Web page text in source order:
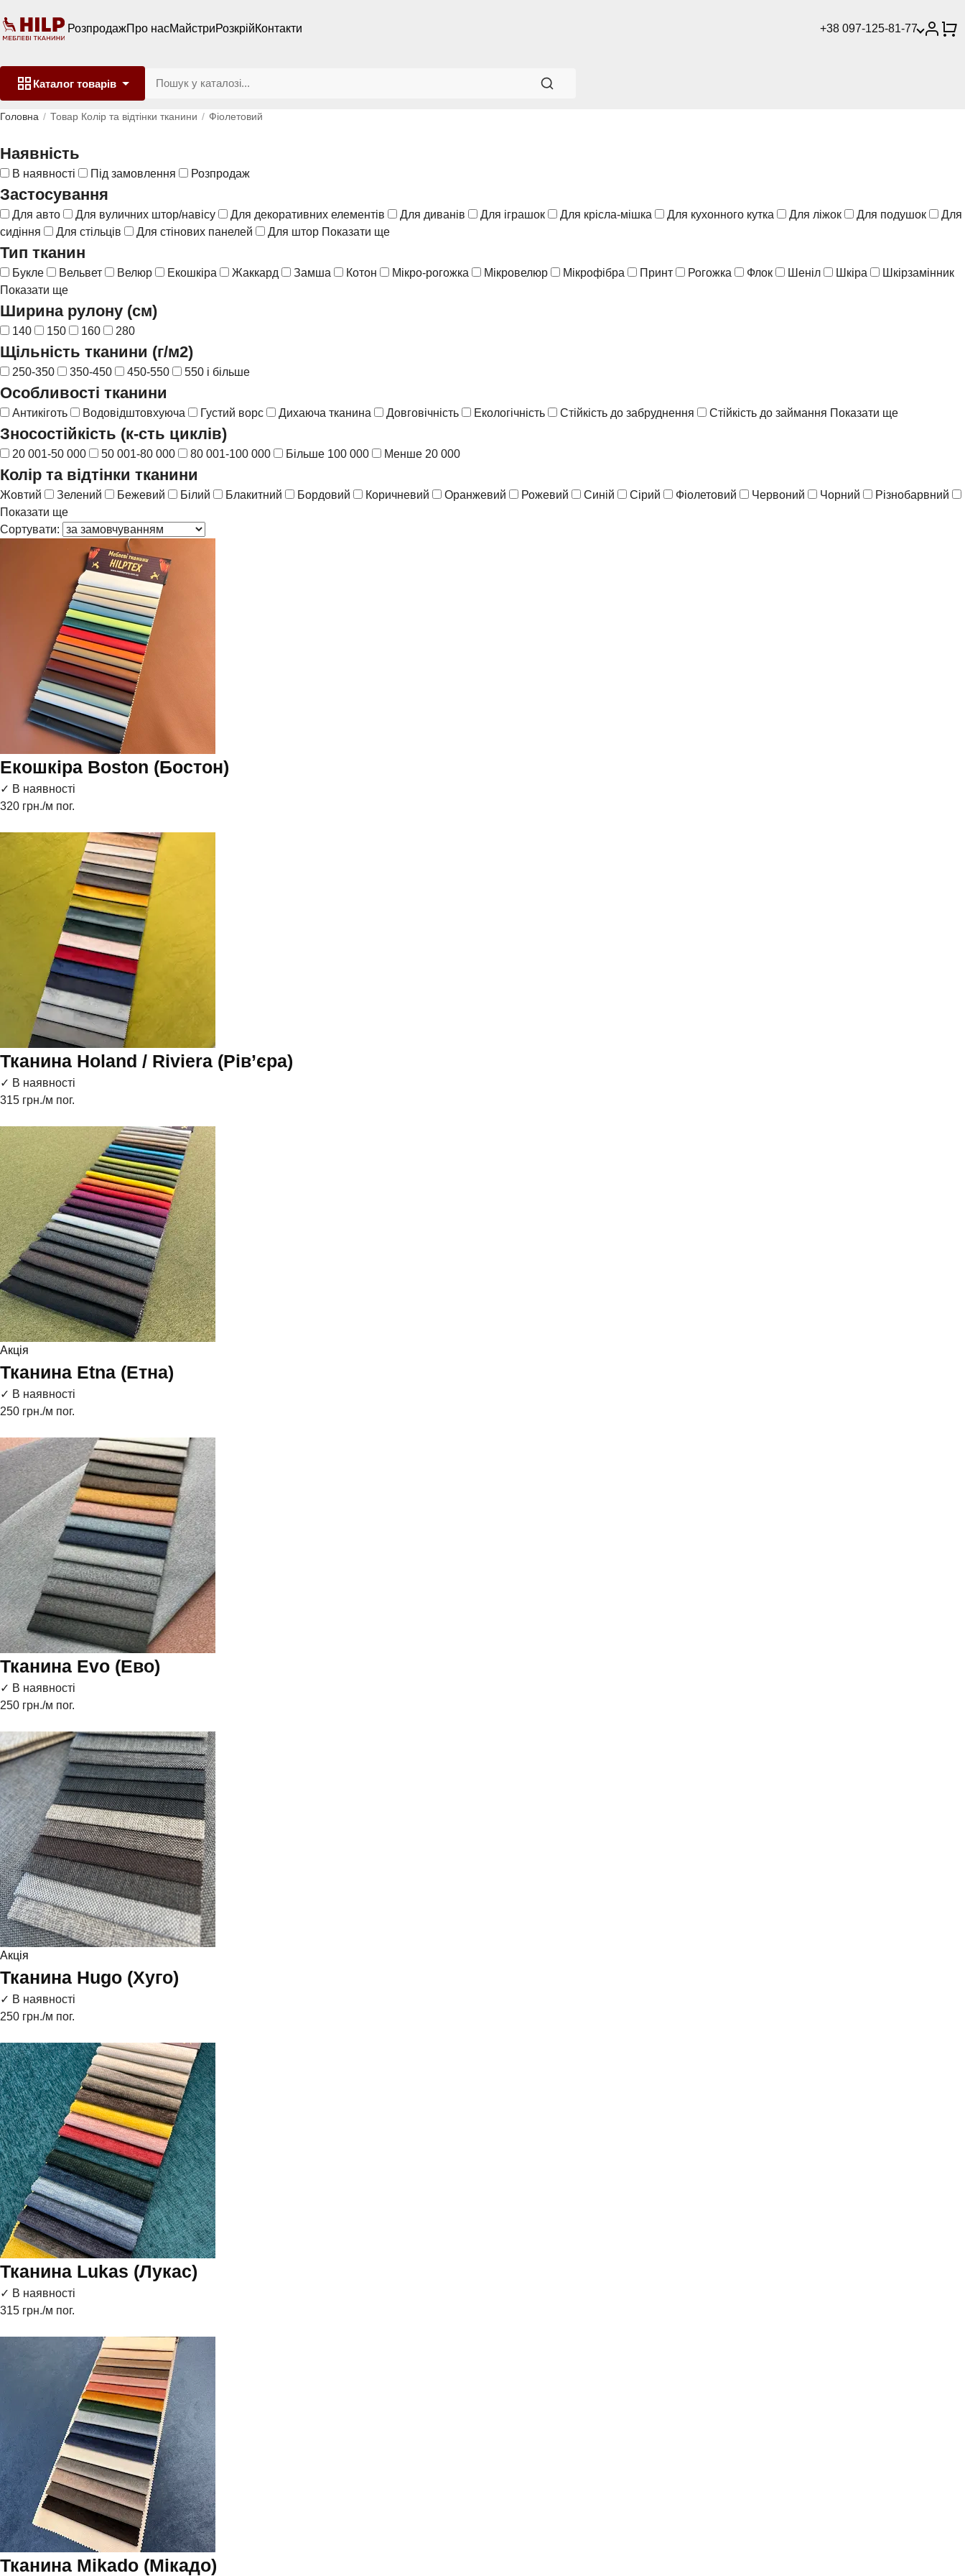
РозпродажПро насМайстриРозкрійКонтакти +38 097-125-81-77
Каталог товарів
Головна Товар Колір та відтінки тканини Фіолетовий
Наявність
В наявності Під замовлення Розпродаж
Застосування
Для авто Для вуличних штор/навісу Для декоративних елементів Для диванів Для іграшок Для крісла-мішка Для кухонного кутка Для ліжок Для подушок
Для
сидіння
Для стільців Для стінових панелей Для штор Показати ще
Тип тканин
Букле Вельвет Велюр Екошкіра Жаккард Замша Котон Мікро-рогожка Мікровелюр Мікрофібра Принт Рогожка Флок Шеніл Шкіра
Шкірзамінник
Показати ще
Ширина рулону (см)
140 150 160 280
Щільність тканини (г/м2)
250-350 350-450 450-550 550 і більше
Особливості тканини
Антикіготь Водовідштовхуюча Густий ворс Дихаюча тканина Довговічність Екологічність Стійкість до забруднення Стійкість до займання Показати ще
Зносостійкість (к-сть циклів)
20 001-50 000 50 001-80 000 80 001-100 000 Більше 100 000 Менше 20 000
Колір та відтінки тканини
Жовтий Зелений Бежевий Білий Блакитний Бордовий Коричневий Оранжевий Рожевий Синій Сірий Фіолетовий Червоний Чорний
Різнобарвний
Показати ще
Сортувати:
Екошкіра Boston (Бостон)
✓ В наявності
320 грн./м пог.
Тканина Holand / Riviera (Рів’єра)
✓ В наявності
315 грн./м пог.
Акція
Тканина Etna (Етна)
✓ В наявності
250 грн./м пог.
Тканина Evo (Ево)
✓ В наявності
250 грн./м пог.
Акція
Тканина Hugo (Хуго)
✓ В наявності
250 грн./м пог.
Тканина Lukas (Лукас)
✓ В наявності
315 грн./м пог.
Тканина Mikado (Мікадо)